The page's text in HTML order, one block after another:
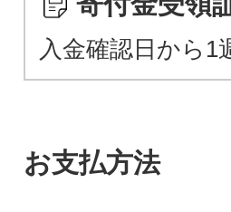
入金確認日から1
お支払方法